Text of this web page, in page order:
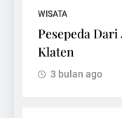
WISATA
Pesepeda
Klaten
3 bulan ago